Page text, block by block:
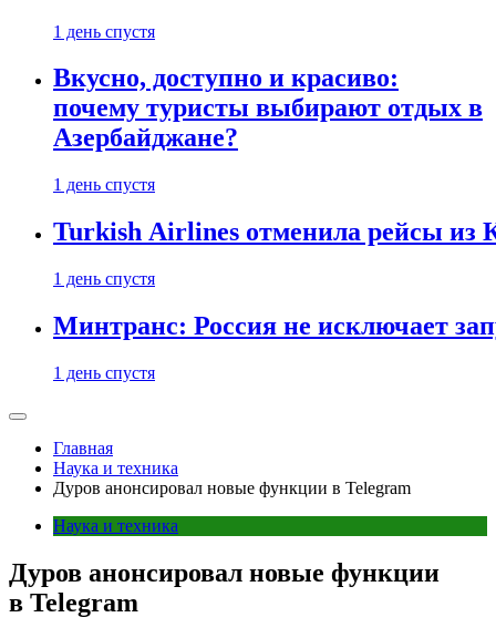
1 день спустя
Вкусно, доступно и красиво:
почему туристы выбирают отдых в
Азербайджане?
1 день спустя
Turkish Airlines отменила рейсы из
1 день спустя
Минтранс: Россия не исключает
1 день спустя
Главная
Наука и техника
Дуров анонсировал новые функции в Telegram
Наука и техника
Дуров анонсировал новые функции
в Telegram